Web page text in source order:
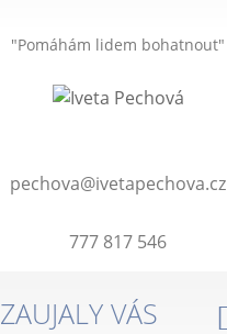
"Pomáhám lidem bohatnout"
pechova@ivetapechova.cz
777 817 546
ZAUJALY VÁS